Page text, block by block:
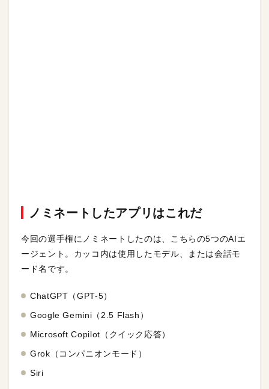
ノミネートしたアプリはこれだ
今回の選手権にノミネートしたのは、こちらの5つのAIエ
ージェント。カッコ内は使用したモデル、または会話モ
ード名です。
ChatGPT（GPT-5）
Google Gemini（2.5 Flash）
Microsoft Copilot（クイック応答）
Grok（コンパニオンモード）
Siri